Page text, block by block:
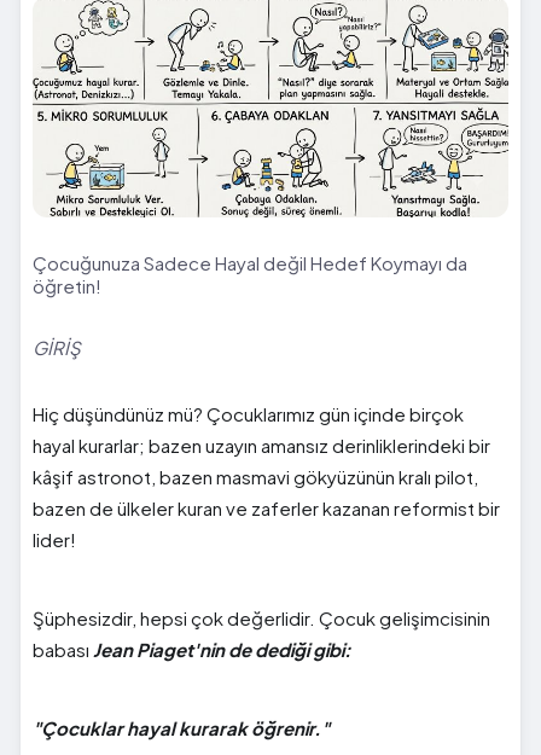
Çocuğunuza Sadece Hayal değil Hedef Koymayı da
öğretin!
GİRİŞ
Hiç düşündünüz mü? Çocuklarımız gün içinde birçok
hayal kurarlar; bazen uzayın amansız derinliklerindeki bir
kâşif astronot, bazen masmavi gökyüzünün kralı pilot,
bazen de ülkeler kuran ve zaferler kazanan reformist bir
lider!
Şüphesizdir, hepsi çok değerlidir. Çocuk gelişimcisinin
babası Jean Piaget'nin de dediği gibi:
"Çocuklar hayal kurarak öğrenir."